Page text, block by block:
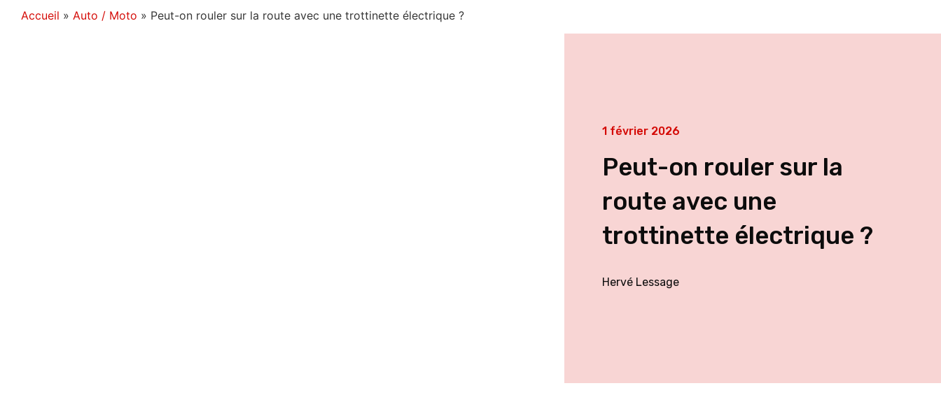
Accueil » Auto / Moto » Peut-on rouler sur la route avec une trottinette électrique ?
1 février 2026
Peut-on rouler sur la
route avec une
trottinette électrique ?
Hervé Lessage